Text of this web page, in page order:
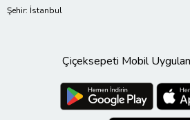
Şehir: İstanbul
Çiçeksepeti Mobil